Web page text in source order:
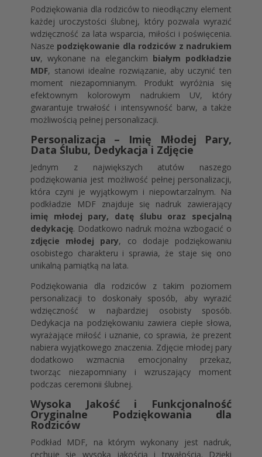
Podziękowania dla rodziców to nieodłączny element
każdej uroczystości ślubnej, który pozwala wyrazić
wdzięczność za lata wsparcia, miłości i poświęcenia.
Nasze podziękowanie dla rodziców z nadrukiem
uv, wykonane na eleganckim białym podkładzie
MDF, stanowi idealne rozwiązanie, aby uczynić ten
moment niezapomnianym. Produkt wyróżnia się
efektownym kolorowym nadrukiem UV, który
gwarantuje trwałość i intensywność barw, a także
możliwością pełnej personalizacji.
Personalizacja – Imię Młodej Pary,
Data Ślubu, Dedykacja i Zdjęcie
Jednym z największych atutów naszego
podziękowania jest możliwość pełnej personalizacji,
która czyni je wyjątkowym i niepowtarzalnym. Na
podkładzie MDF znajduje się nadruk zawierający
imię młodej pary, datę ślubu oraz specjalną
dedykację. Dodatkowo nadruk można wzbogacić o
zdjęcie młodej pary, co dodaje podziękowaniu
osobistego charakteru i sprawia, że staje się ono
unikalną pamiątką na lata.
Podziękowania dla rodziców z takim poziomem
personalizacji to doskonały sposób, aby wyrazić
wdzięczność w najbardziej osobisty sposób.
Dedykacja na podziękowaniu zawiera ciepłe słowa,
wyrażające miłość i uznanie, co sprawia, że prezent
nabiera wyjątkowego znaczenia. Zdjęcie młodej pary
dodatkowo wzmacnia emocjonalny przekaz,
tworząc niezapomniany i wzruszający moment
podczas ceremonii ślubnej.
Wysoka Jakość i Funkcjonalność
Oryginalne Podziękowania dla
Rodziców
Podkład MDF, na którym wykonany jest nadruk,
cechuje się wysoką jakością i trwałością. Dzięki